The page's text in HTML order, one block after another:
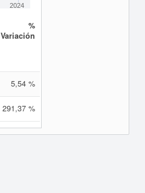
2024
%
Variación
5,54 %
291,37 %